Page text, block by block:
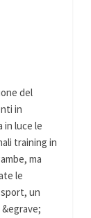
del
in
in luce le
training in
ma
le
un